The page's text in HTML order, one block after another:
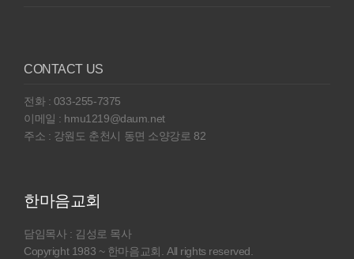
CONTACT US
전화 : 033-255-7375
이메일 : hmu1219@daum.net
주소 : 강원도 춘천시 동면 소양강로 82
한마음교회
담임목사 : 김성로 목사
Copyright 1983 ~ 한마음교회. All rights reserved.